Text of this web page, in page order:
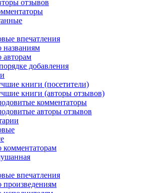
отзывов
впечатления
названиям
авторам
добавления
книги (посетители)
книги (авторы отзывов)
комментаторы
авторы отзывов
комментаторам
впечатления
произведениям